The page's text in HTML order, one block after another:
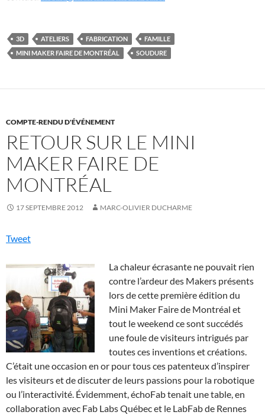
3D ATELIERS FABRICATION
FAMILLE
MINI MAKER FAIRE DE MONTRÉAL
SOUDURE
COMPTE-RENDU D'ÉVÉNEMENT
RETOUR SUR LE MINI
MAKER FAIRE DE
MONTRÉAL
17 SEPTEMBRE 2012 MARC-OLIVIER DUCHARME
Tweet
La chaleur écrasante ne pouvait rien
contre l’ardeur des Makers présents
lors de cette première édition du
Mini Maker Faire de Montréal et
tout le weekend ce sont succédés
une foule de visiteurs intrigués par
toutes ces inventions et créations.
C’était une occasion en or pour tous ces patenteux d’inspirer
les visiteurs et de discuter de leurs passions pour la robotique
ou l’interactivité. Évidemment, échoFab tenait une table, en
collaboration avec Fab Labs Québec et le LabFab de Rennes